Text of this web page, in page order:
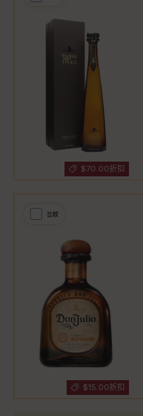
$70.00折扣
比较
$15.00折扣